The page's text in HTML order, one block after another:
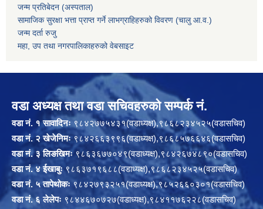
जन्म प्रतिबेदन (अस्पताल)
सामाजिक सुरक्षा भत्ता प्राप्त गर्ने लाभग्राहिहरुको विवरण (चालु आ.व.)
जन्म दर्ता रुजु
महा, उप तथा नगरपालिकाहरुको वेबसाइट
वडा अध्यक्ष तथा वडा सचिवहरुको सम्पर्क नं.
वडा नं. १ सावादिनः ९८४२७७५४३१(वडाध्यक्ष),९८६८२३४५२५(वडासचिव)
वडा नं. २ खेजेनिमः९८४२६६३९९६(वडाध्यक्ष),९८६८५७६६४६(वडासचिव)
वडा नं. ३ लिङखिमः९८६३६७७०४९(वडाध्यक्ष),९८४२६७४८९०(वडासचिव)
वडा नं. ४ ईखाबुः९८६३७१९६८८(वडाध्यक्ष),९८६८२३४५२५(वडासचिव)
वडा नं. ५ तापेथोकः ९८४२७९३२५१(वडाध्यक्ष),९८५२६६०३०१(वडासचिव)
वडा नं. ६ लेलेपः ९८४४६७०७२७(वडाध्यक्ष),९८४११७६२२८(वडासचिव)